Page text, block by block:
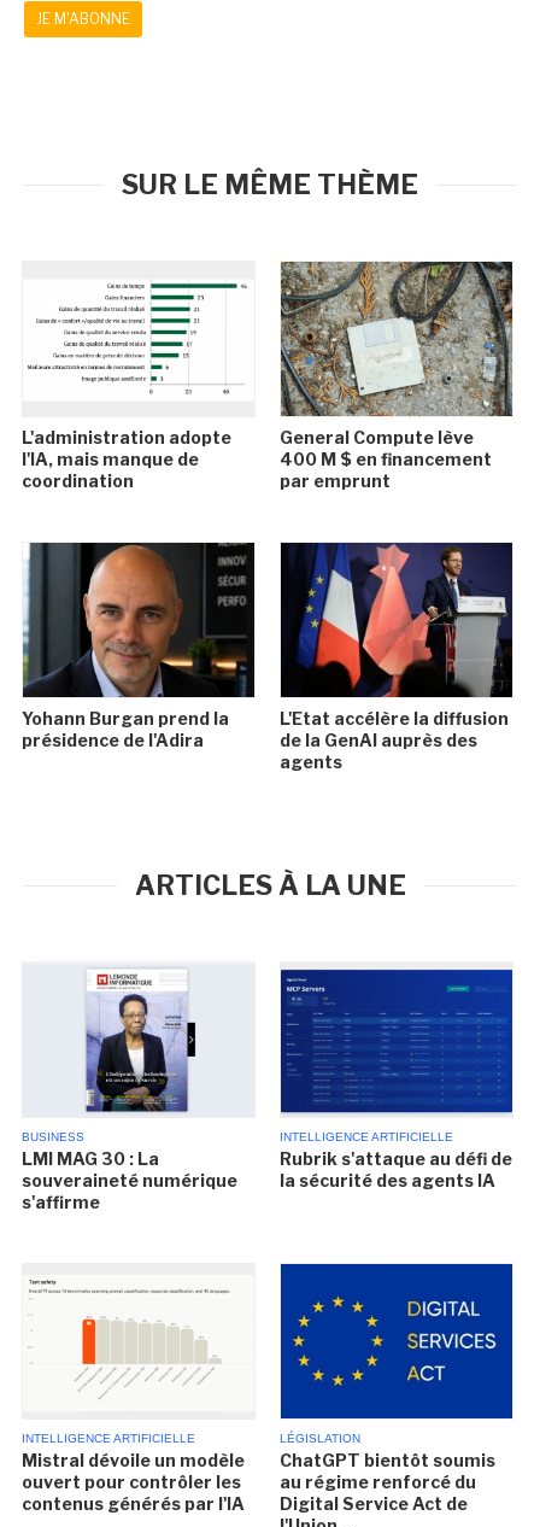
JE M'ABONNE
SUR LE MÊME THÈME
L'administration adopte
l'IA, mais manque de
coordination
General Compute lève
400 M $ en financement
par emprunt
Yohann Burgan prend la
présidence de l'Adira
L'Etat accélère la diffusion
de la GenAI auprès des
agents
ARTICLES À LA UNE
BUSINESS
LMI MAG 30 : La
souveraineté numérique
s'affirme
INTELLIGENCE ARTIFICIELLE
Rubrik s'attaque au défi de
la sécurité des agents IA
INTELLIGENCE ARTIFICIELLE
Mistral dévoile un modèle
ouvert pour contrôler les
contenus générés par l'IA
LÉGISLATION
ChatGPT bientôt soumis
au régime renforcé du
Digital Service Act de